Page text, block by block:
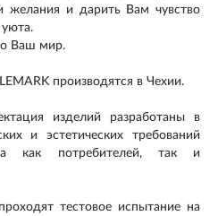
желания и дарить Вам чувство
Ваш мир.
производятся в Чехии.
изделий разработаны в
и эстетических требований
как потребителей, так и
тестовое испытание на